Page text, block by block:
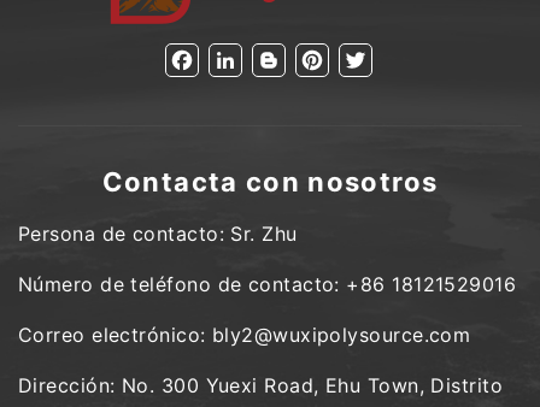
Facebook
LinkedInBloggerPinterestTwitter
Contacta con nosotros
Persona de contacto: Sr. Zhu
Número de teléfono de contacto: +86 18121529016
Correo electrónico: bly2@wuxipolysource.com
Dirección: No. 300 Yuexi Road, Ehu Town, Distrito